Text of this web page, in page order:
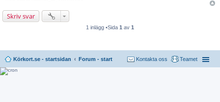
Skriv svar
1 inlägg •Sida 1 av 1
Körkort.se - startsidan Forum - start Teamet
Kontakta oss